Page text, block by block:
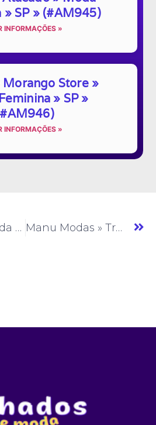
» SP » (#AM945)
INFORMAÇÕES »
Morango Store »
» SP »
INFORMAÇÕES »
MR Girls » Moda Feminina » SP » (#AM165) Manu Modas » Tricô » SP » (#AM167)